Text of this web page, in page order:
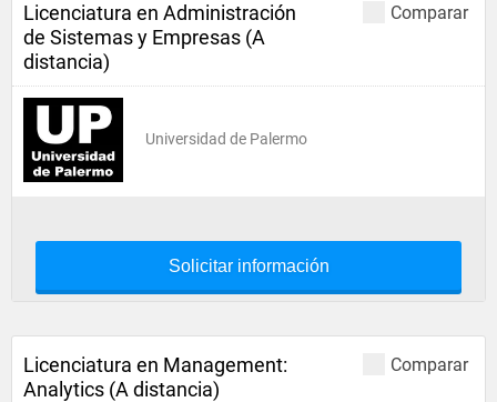
Comparar
Licenciatura en Administración
de Sistemas y Empresas (A
distancia)
Universidad de Palermo
Solicitar información
Comparar
Licenciatura en Management:
Analytics (A distancia)